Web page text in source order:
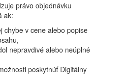
právo objednávku
ak:
chybe v cene alebo popise
nepravdivé alebo neúplné
poskytnúť Digitálny